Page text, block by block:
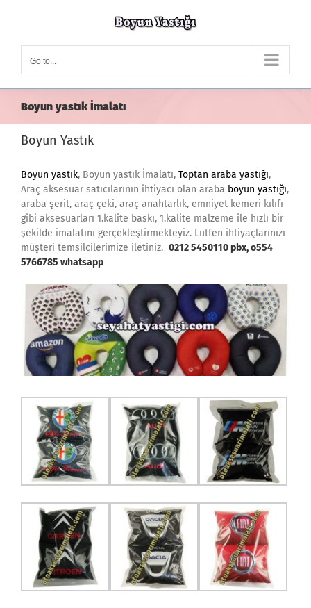
Go to...
Boyun yastık İmalatı
Boyun Yastık
Boyun yastık, Boyun yastık İmalatı, Toptan araba yastığı,
Araç aksesuar satıcılarının ihtiyacı olan araba boyun yastığı,
araba şerit, araç çeki, araç anahtarlık, emniyet kemeri kılıfı
gibi aksesuarları 1.kalite baskı, 1.kalite malzeme ile hızlı bir
şekilde imalatını gerçekleştirmekteyiz. Lütfen ihtiyaçlarınızı
müşteri temsilcilerimize iletiniz. 0212 5450110 pbx, o554
5766785 whatsapp